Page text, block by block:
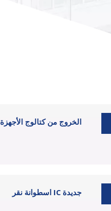
الخروج من كتالوج الأجهزة
اسطوانة نقر IC جديدة